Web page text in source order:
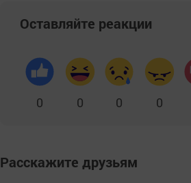
Оставляйте реакции
0 0 0 0
Расскажите друзьям